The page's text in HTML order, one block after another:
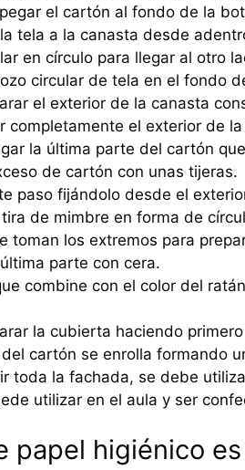
el cartón al fondo de la
tela a la canasta desde
en círculo para llegar al otro
circular de tela en el fondo
el exterior de la canasta
completamente el exterior de
la última parte del cartón
de cartón con unas tijeras.
paso fijándolo desde el
de mimbre en forma de
toman los extremos para
parte con cera.
combine con el color del
la cubierta haciendo
cartón se enrolla formando
toda la fachada, se debe
utilizar en el aula y ser
papel higiénico